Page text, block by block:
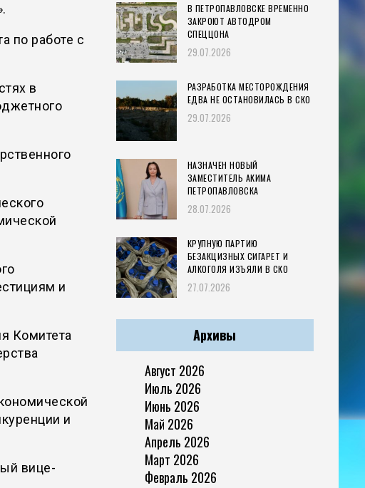
по работе с
в
и
Комитета
и
вице-
В ПЕТРОПАВЛОВСКЕ ВРЕМЕННО
ЗАКРОЮТ АВТОДРОМ
СПЕЦЦОНА
29.07.2026
РАЗРАБОТКА МЕСТОРОЖДЕНИЯ
ЕДВА НЕ ОСТАНОВИЛАСЬ В СКО
29.07.2026
НАЗНАЧЕН НОВЫЙ
ЗАМЕСТИТЕЛЬ АКИМА
ПЕТРОПАВЛОВСКА
28.07.2026
КРУПНУЮ ПАРТИЮ
БЕЗАКЦИЗНЫХ СИГАРЕТ И
АЛКОГОЛЯ ИЗЪЯЛИ В СКО
27.07.2026
Архивы
Август 2026
Июль 2026
Июнь 2026
Май 2026
Апрель 2026
Март 2026
Февраль 2026